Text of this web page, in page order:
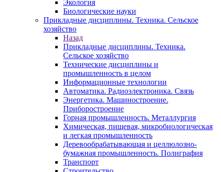
Экология
Биологические науки
Прикладные дисциплины. Техника. Сельское
хозяйство
Назад
Прикладные дисциплины. Техника.
Сельское хозяйство
Технические дисциплины и
промышленность в целом
Информационные технологии
Автоматика. Радиоэлектроника. Связь
Энергетика. Машиностроение.
Приборостроение
Горная промышленность. Металлургия
Химическая, пищевая, микробиологическая
и легкая промышленность
Деревообрабатывающая и целлюлозно-
бумажная промышленность. Полиграфия
Транспорт